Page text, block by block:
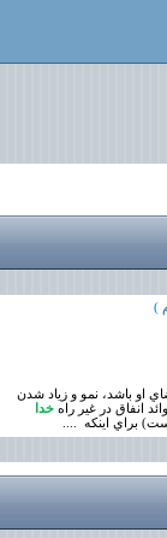
)
او باشد، نمو و زياد شدن
انفاق در غير راه خدا
براي اينکه ....